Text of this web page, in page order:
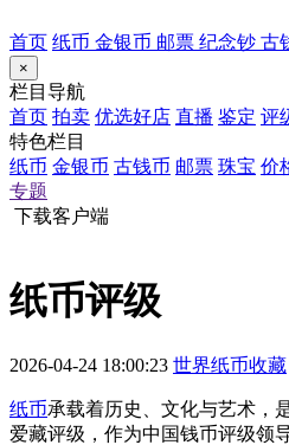
首页 纸币 金银币 邮票 纪念钞 古
×
栏目导航
首页 拍卖 优选好店 直播 鉴定 评
特色栏目
纸币 金银币 古钱币 邮票 珠宝 价
专题
下载客户端
纸币评级
2026-04-24 18:00:23 世界纸币收藏
纸币承载着历史、文化与艺术，
爱藏评级，作为中国钱币评级领